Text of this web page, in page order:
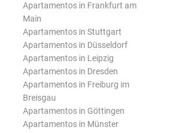
Apartamentos in Frankfurt am
Main
Apartamentos in Stuttgart
Apartamentos in Düsseldorf
Apartamentos in Leipzig
Apartamentos in Dresden
Apartamentos in Freiburg im
Breisgau
Apartamentos in Göttingen
Apartamentos in Münster